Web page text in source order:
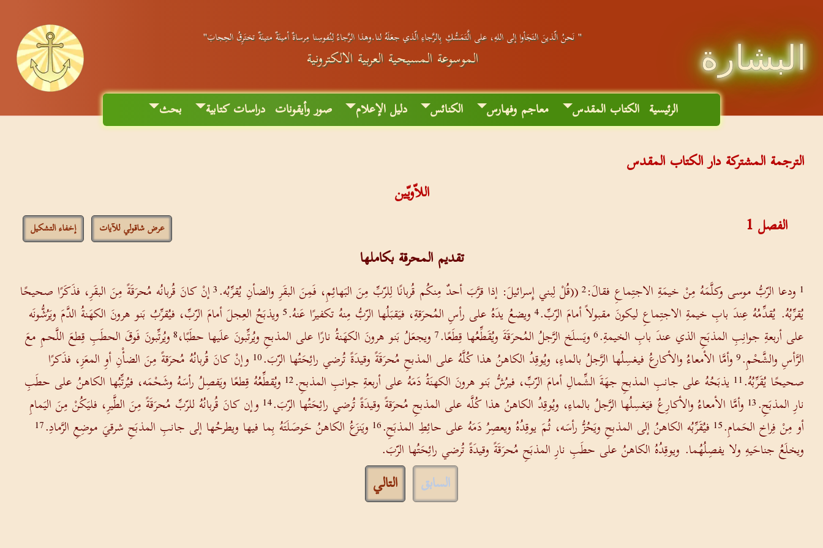
البشارة
" نَحنُ الّذينَ التَجَأوا إلى اللهِ، على الَّتَمَسُّكِ بِالرَّجاءِ الّذي جعَلَهُ لنا.وهذا الرَّجاءُ لِنُفوسِنا مِرساةٌ أمينَةٌ متينَةٌ تختَرِقُ الحِجابَ"
الموسوعة المسيحية العربية الالكترونية
الرئيسية الكتاب المقدس معاجم وفهارس الكنائس دليل الإعلام صور وأيقونات دراسات كتابية بحث
الترجمة المشتركة دار الكتاب المقدس
اللاّويّين
الفصل1 عرض شاقولي للآيات إخفاء التشكيل
تقديم المحرقة بكاملها
1 ودعا الرّبُّ موسى وكلَّمَهُ مِنْ خيمَةِ الاجتِماعِ فقالَ:2((قُلْ لِبني إِسرائيلَ: إذا قرَّبَ أحدٌ مِنكُم قُربانًا لِلرّبِّ مِنَ البَهائِمِ، فَمِنَ البقَرِ والضأنِ يُقرِّبُه.3إنْ كانَ قُربانُه مُحرَقَةً مِنَ البقَرِ، فذَكَرًا صحيحًا
يُقرِّبُهُ. يُقدِّمُهُ عِندَ بابِ خيمةِ الاجتِماعِ ليكونَ مقبولاً أمامَ الرّبِّ.4 ويضعُ يدَهُ على رأسِ المُحرَقةِ، فيَقبَلُها الرّبُّ مِنهُ تكفيرًا عَنهُ.5 ويذبَحُ العِجلَ أمامَ الرّبِّ، فيُقرِّبُ بَنو هرونَ الكهَنةُ الدَّمَ ويَرُشُّونَه
على أربعةِ جوانِبِ المذبَحِ الذي عندَ بابِ الخيمةِ.6ويَسلَخ الرَّجلُ المُحرَقَةَ ويُقَطِّعُها قِطَعًا.7 ويجعَلُ بَنو هرونَ الكهَنةُ نارًا على المذبحِ ويُرتِّبونَ علَيها حطَبًا،8ويُرتِّبونَ فَوقَ الحطَبِ قِطعَ اللَّحمِ معَ
الرَّأسِ والشَّحْمِ.9وأمَّا الأمعاءُ والأكارعُ فيغسِلُها الرَّجلُ بالماءِ، ويُوقِدُ الكاهنُ هذا كُلَّهُ على المذبحِ مُحرَقَةً وقيدَةً تُرضي رائِحَتُها الرّبَ.10 وإنْ كانَ قُربانُهُ مُحرَقةً مِنَ الضأْنِ أوِ المعَزِ، فذَكرًا
صحيحًا يُقَرِّبُهُ.11 يذبَحُهُ على جانبِ المذبحِ جهَةَ الشِّمالِ أمامَ الرّبِّ، فيرُشُّ بَنو هرونَ الكهنَةُ دَمَهُ على أربعةِ جوانبِ المذبحِ.12 ويُقطِّعُهُ قِطعًا ويَفصِلُ رأسَهُ وشَحْمَه، فيُرتِّبُها الكاهنُ على حطَبِ
نارِ المذبَحِ.13 وأمَّا الأمعاءُ والأكارِعُ فيَغسِلُها الرَّجلُ بالماءِ، ويُوقِدُ الكاهنُ هذا كُلَّه على المذبحِ مُحرَقةً وقيدَةً تُرضي رائِحَتُها الرّبَ.14 وإن كانَ قُربانُهُ للرّبِّ مُحرَقَةً مِنَ الطَّيرِ، فليَكُنْ مِنَ اليَمامِ
أو مِنْ فِراخ الحَمامِ.15 فيُقَرِّبُه الكاهنُ إلى المذبحِ ويَحُزُّ رأسَه، ثُمَ يوقِدُهُ ويعصِرُ دَمَهُ على حائِطِ المذبَحِ.16 ويَنزَعُ الكاهنُ حَوصَلَتَهُ بِما فيها ويطرحُها إلى جانبِ المذبَحِ شرقيَ موضِعِ الرَّمادِ.17
ويخلَعُ جناحَيهِ ولا يفصِلُهُما. ويوقِدُهُ الكاهنُ على حطَبِ نارِ المذبَحِ مُحرَقَةً وقيدَةً تُرضي رائِحَتُها الرّبَ.
السابق التالي